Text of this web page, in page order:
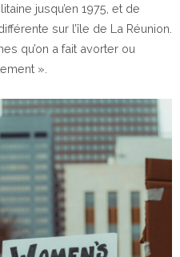
jusqu’en 1975, et de
sur l’île de La Réunion.
qu’on a fait avorter ou
».